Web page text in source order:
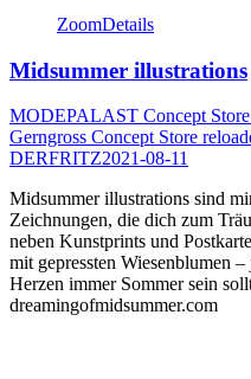
ZoomDetails
Midsummer illustrations
MODEPALAST Concept Store
Gerngross Concept Store
DERFRITZ2021-08-11
Midsummer illustrations sind
Zeichnungen, die dich zum
neben Kunstprints und
mit gepressten Wiesenblumen
Herzen immer Sommer sein
dreamingofmidsummer.com